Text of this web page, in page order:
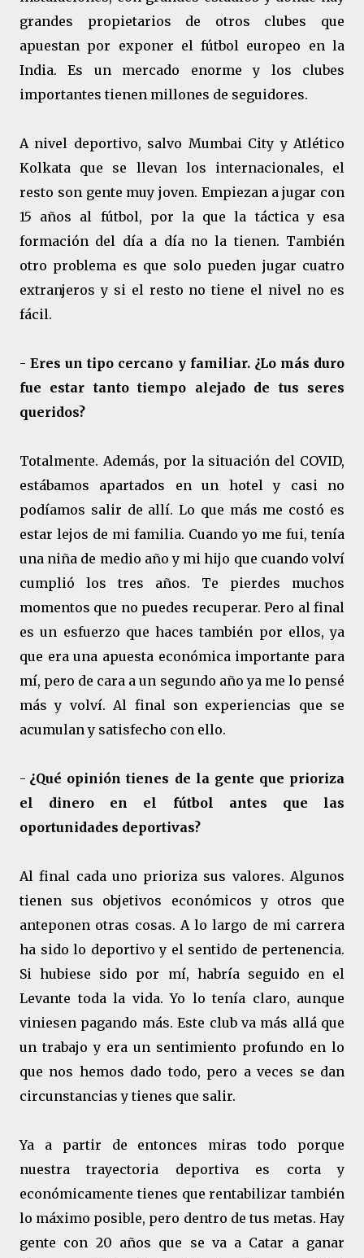
grandes propietarios de otros clubes que
apuestan por exponer el fútbol europeo en la
India. Es un mercado enorme y los clubes
importantes tienen millones de seguidores.
A nivel deportivo, salvo Mumbai City y Atlético
Kolkata que se llevan los internacionales, el
resto son gente muy joven. Empiezan a jugar con
15 años al fútbol, por la que la táctica y esa
formación del día a día no la tienen. También
otro problema es que solo pueden jugar cuatro
extranjeros y si el resto no tiene el nivel no es
fácil.
-Eres un tipo cercano y familiar. ¿Lo más duro
fue estar tanto tiempo alejado de tus seres
queridos?
Totalmente. Además, por la situación del COVID,
estábamos apartados en un hotel y casi no
podíamos salir de allí. Lo que más me costó es
estar lejos de mi familia. Cuando yo me fui, tenía
una niña de medio año y mi hijo que cuando volví
cumplió los tres años. Te pierdes muchos
momentos que no puedes recuperar. Pero al final
es un esfuerzo que haces también por ellos, ya
que era una apuesta económica importante para
mí, pero de cara a un segundo año ya me lo pensé
más y volví. Al final son experiencias que se
acumulan y satisfecho con ello.
- ¿Qué opinión tienes de la gente que prioriza
el dinero en el fútbol antes que las
oportunidades deportivas?
Al final cada uno prioriza sus valores. Algunos
tienen sus objetivos económicos y otros que
anteponen otras cosas. A lo largo de mi carrera
ha sido lo deportivo y el sentido de pertenencia.
Si hubiese sido por mí, habría seguido en el
Levante toda la vida. Yo lo tenía claro, aunque
viniesen pagando más. Este club va más allá que
un trabajo y era un sentimiento profundo en lo
que nos hemos dado todo, pero a veces se dan
circunstancias y tienes que salir.
Ya a partir de entonces miras todo porque
nuestra trayectoria deportiva es corta y
económicamente tienes que rentabilizar también
lo máximo posible, pero dentro de tus metas. Hay
gente con 20 años que se va a Catar a ganar